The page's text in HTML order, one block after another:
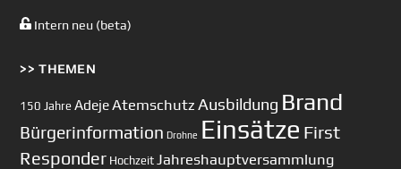
Intern neu (beta)
>> THEMEN
150 Jahre AdejeAtemschutz Ausbildung Brand
Bürgerinformation Drohne Einsätze First
Responder Hochzeit Jahreshauptversammlung